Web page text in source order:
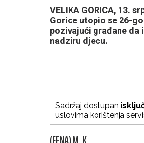
VELIKA GORICA, 13.
Gorice utopio se 26-
pozivajući građane da
nadziru djecu.
Sadržaj dostupan
uslovima korištenja